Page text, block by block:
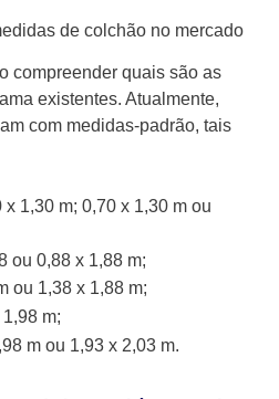
de colchão no mercado
compreender quais são as
existentes. Atualmente,
com medidas-padrão, tais
x 1,30 m; 0,70 x 1,30 m ou
ou 0,88 x 1,88 m;
ou 1,38 x 1,88 m;
m;
m ou 1,93 x 2,03 m.